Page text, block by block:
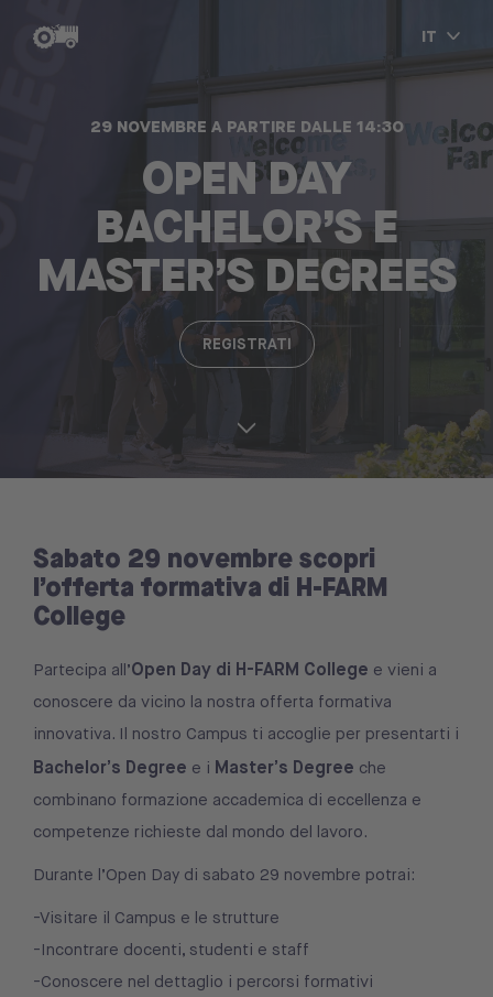
IT
29 NOVEMBRE A PARTIRE DALLE 14:30
OPEN DAY
BACHELOR’S E
MASTER’S DEGREES
REGISTRATI
Sabato 29 novembre scopri
l’offerta formativa di H-FARM
College
Partecipa all’Open Day di H-FARM College e vieni a
conoscere da vicino la nostra offerta formativa
innovativa. Il nostro Campus ti accoglie per presentarti i
Bachelor’s Degree e i Master’s Degree che
combinano formazione accademica di eccellenza e
competenze richieste dal mondo del lavoro.
Durante l’Open Day di sabato 29 novembre potrai:
-Visitare il Campus e le strutture
-Incontrare docenti, studenti e staff
-Conoscere nel dettaglio i percorsi formativi